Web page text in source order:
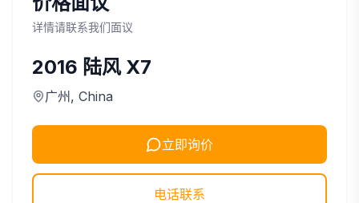
详情请联系我们面议
2016 陆风 X7
广州 , China
立即询价
电话联系